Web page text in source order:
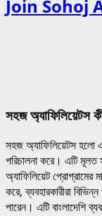
Join Sohoj
সহজ অ্যাফিলিয়েটস
সহজ অ্যাফিলিয়েটস হলো
পরিচালনা করে। এটি
অ্যাফিলিয়েট
করে, ব্যবহারকারীরা
পারেন। এটি বাংলাদেশি